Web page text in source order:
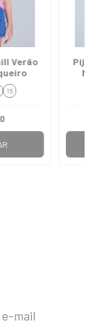
Verão
16
mail